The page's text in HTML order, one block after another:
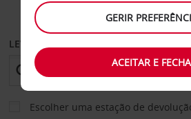
CARRO
LEVANTAR EM
Escolher uma estação de
GERIR
ACEITAR E